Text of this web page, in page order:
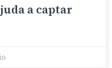
a captar